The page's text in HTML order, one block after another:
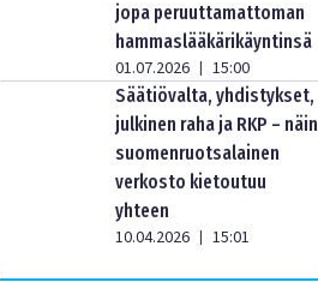
jopa peruuttamattoman
hammaslääkärikäyntinsä
01.07.2026 | 15:00
Säätiövalta, yhdistykset,
julkinen raha ja RKP – näin
suomenruotsalainen
verkosto kietoutuu
yhteen
10.04.2026 | 15:01